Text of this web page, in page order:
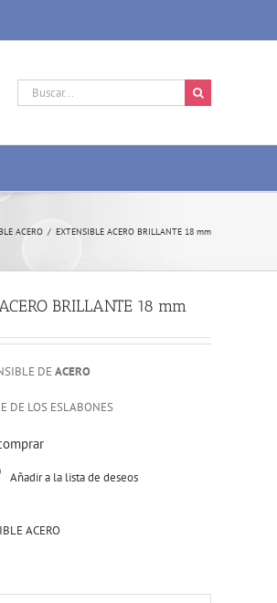
Buscar:
ACERO / EXTENSIBLE ACERO BRILLANTE 18 mm
BRILLANTE 18 mm
DE ACERO
DE LOS ESLABONES
Añadir a la lista de deseos
ACERO